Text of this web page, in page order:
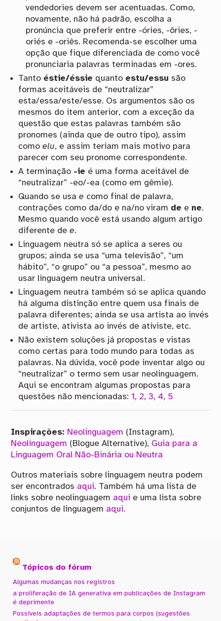
vendedories devem ser acentuadas. Como,
novamente, não há padrão, escolha a
pronúncia que preferir entre -óries, -ôries, -
oriés e -oriês. Recomenda-se escolher uma
opção que fique diferenciada de como você
pronunciaria palavras terminadas em -ores.
Tanto éstie/éssie quanto estu/essu são
formas aceitáveis de “neutralizar”
esta/essa/este/esse. Os argumentos são os
mesmos do item anterior, com a exceção da
questão que estas palavras também são
pronomes (ainda que de outro tipo), assim
comoelu, e assim teriam mais motivo para
parecer com seu pronome correspondente.
A terminação -ie é uma forma aceitável de
“neutralizar” -eo/-ea (como em gêmie).
Quando se usae como final de palavra,
contrações como da/do e na/no viram de e ne.
Mesmo quando você está usando algum artigo
diferente dee.
Linguagem neutra só se aplica a seres ou
grupos; ainda se usa “uma televisão”, “um
hábito”, “o grupo” ou “a pessoa”, mesmo ao
usar linguagem neutra universal.
Linguagem neutra também só se aplica quando
há alguma distinção entre quem usa finais de
palavra diferentes; ainda se usa artista ao invés
de artiste, ativista ao invés de ativiste, etc.
Não existem soluções já propostas e vistas
como certas para todo mundo para todas as
palavras. Na dúvida, você pode inventar algo ou
“neutralizar” o termo sem usar neolinguagem.
Aqui se encontram algumas propostas para
questões não mencionadas:1, 2,3, 4, 5
Inspirações: Neolinguagem (Instagram),
Neolinguagem (Blogue Alternative), Guia para a
Linguagem Oral Não-Binária ou Neutra
Outros materiais sobre linguagem neutra podem
ser encontrados aqui. Também há uma lista de
links sobre neolinguagem aqui e uma lista sobre
conjuntos de linguagem aqui.
Tópicos do fórum
Algumas mudanças nos registros
a proliferação de IA generativa em publicações de Instagram
é deprimente
Possíveis adaptações de termos para corpos (sugestões